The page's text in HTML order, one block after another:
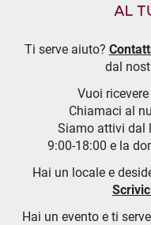
AL
Ti serve aiuto?
dal
Vuoi
Chiamaci al
Siamo attivi dal
9:00-18:00 e la
Hai un locale e
Hai un evento e ti